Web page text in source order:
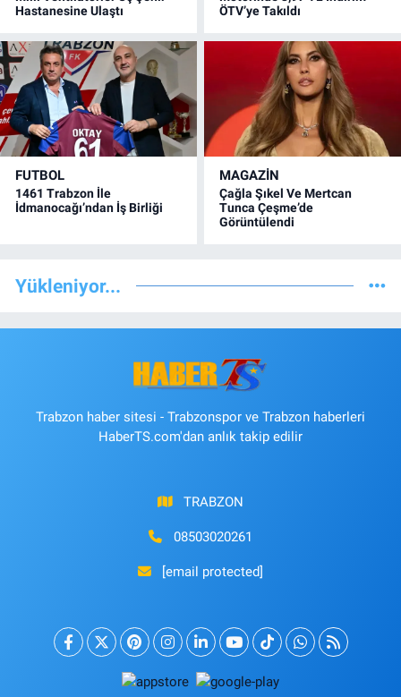
Hastanesine Ulaştı
ÖTV’ye Takıldı
FUTBOL
1461 Trabzon İle
İdmanocağı’ndan İş Birliği
MAGAZİN
Çağla Şıkel Ve Mertcan
Tunca Çeşme’de
Görüntülendi
Yükleniyor...
Trabzon haber sitesi - Trabzonspor ve Trabzon haberleri
HaberTS.com'dan anlık takip edilir
TRABZON
08503020261
[email protected]